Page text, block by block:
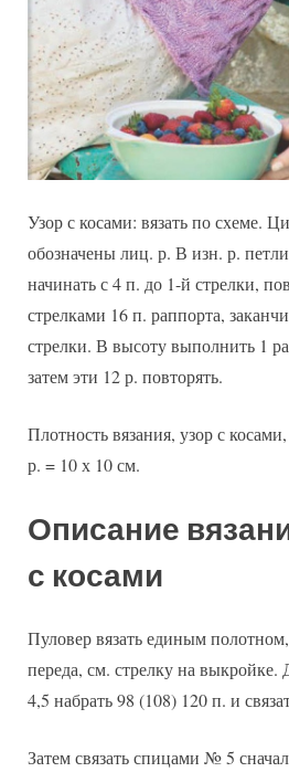
Узор с косами: вязать по схеме.
обозначены лиц. р. В изн. р.
начинать с 4 п. до 1-й стрелки,
стрелками 16 п. раппорта,
стрелки. В высоту выполнить 1
затем эти 12 р. повторять.
Плотность вязания, узор с
р. = 10 х 10 см.
Описание
с косами
Пуловер вязать единым
переда, см. стрелку на
4,5 набрать 98 (108) 120 п. и
Затем связать спицами № 5